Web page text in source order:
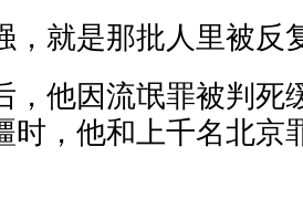
，就是那批人里被反
，他因流氓罪被判死
时，他和上千名北京